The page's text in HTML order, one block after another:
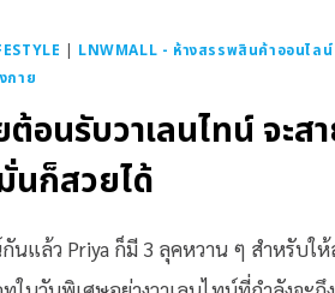
LNWMALL - ห้างสรรพสินค้าออนไลน์
กาย
อนรับวาเลนไทน์ จะส
นก็สวยได้
นแล้ว Priya ก็มี 3 ลุคหวาน ๆ สำหรับให้